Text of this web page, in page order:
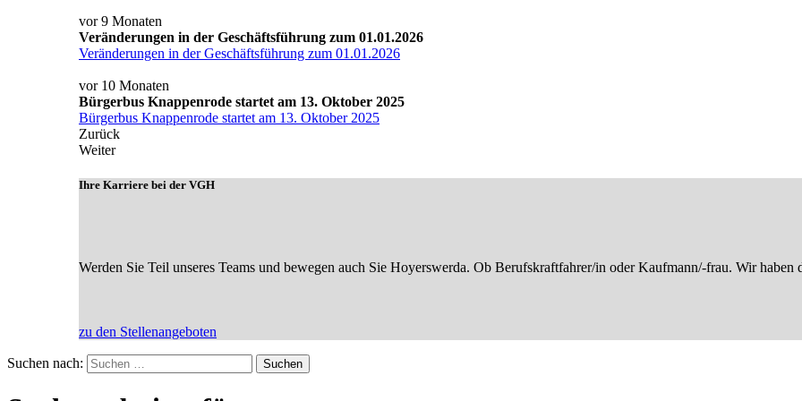
vor 9 Monaten
Veränderungen in der Geschäftsführung zum 01.01.2026
Veränderungen in der Geschäftsführung zum 01.01.2026
vor 10 Monaten
Bürgerbus Knappenrode startet am 13. Oktober 2025
Bürgerbus Knappenrode startet am 13. Oktober 2025
Zurück
Weiter
Ihre Karriere bei der VGH
Werden Sie Teil unseres Teams und bewegen auch Sie Hoyerswerda. Ob Berufskraftfahrer/in oder Kaufmann/-frau. Wir haben
zu den Stellenangeboten
Suchen nach: